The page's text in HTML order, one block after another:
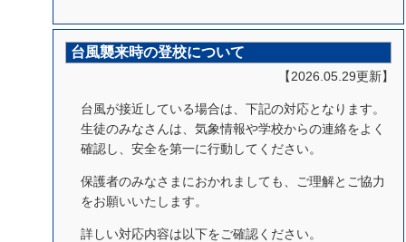
台風襲来時の登校について
【2026.05.29更新】
台風が接近している場合は、下記の対応となります。
生徒のみなさんは、気象情報や学校からの連絡をよく
確認し、安全を第一に行動してください。
保護者のみなさまにおかれましても、ご理解とご協力
をお願いいたします。
詳しい対応内容は以下をご確認ください。